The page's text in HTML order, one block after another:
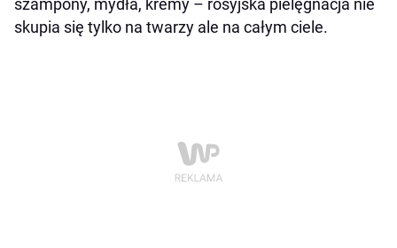
szampony, mydła, kremy – rosyjska pielęgnacja nie
skupia się tylko na twarzy ale na całym ciele.